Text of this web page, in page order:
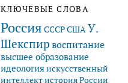
КЛЮЧЕВЫЕ СЛОВА
Россия СССРСШАУ.
Шекспир воспитание
высшее образование
идеологияискусственный
интеллектистория России